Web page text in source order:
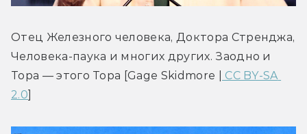
Отец Железного человека, Доктора Стренджа,
Человека-паука и многих других. Заодно и
Тора — этого Тора [Gage Skidmore |
CC BY-SA
2.0]